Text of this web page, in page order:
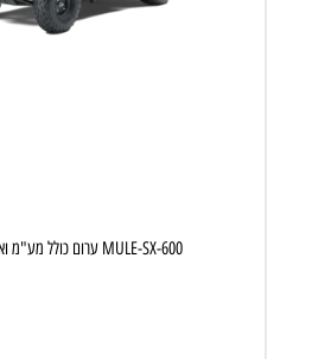
MULE-SX-600 ערום כולל מע"מ ואגרת רישוי